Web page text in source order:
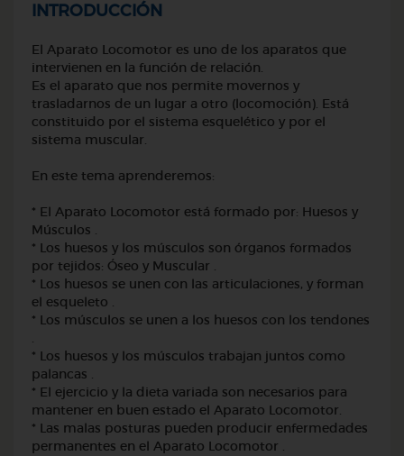
INTRODUCCIÓN
El Aparato Locomotor es uno de los aparatos que
intervienen en la función de relación.
Es el aparato que nos permite movernos y
trasladarnos de un lugar a otro (locomoción). Está
constituido por el sistema esquelético y por el
sistema muscular.
En este tema aprenderemos:
* El Aparato Locomotor está formado por: Huesos y
Músculos .
* Los huesos y los músculos son órganos formados
por tejidos: Óseo y Muscular .
* Los huesos se unen con las articulaciones, y forman
el esqueleto .
* Los músculos se unen a los huesos con los tendones
.
* Los huesos y los músculos trabajan juntos como
palancas .
* El ejercicio y la dieta variada son necesarios para
mantener en buen estado el Aparato Locomotor.
* Las malas posturas pueden producir enfermedades
permanentes en el Aparato Locomotor .